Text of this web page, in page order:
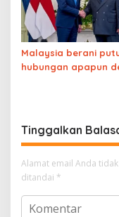
Malaysia berani
hubungan apapun
Tinggalkan
Alamat email Anda
ditandai *